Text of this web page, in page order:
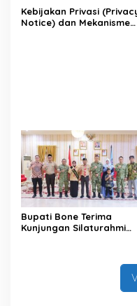
Kebijakan Privasi
Notice) dan Mekanisme
Bupati Bone Terima
Kunjungan Silaturahmi